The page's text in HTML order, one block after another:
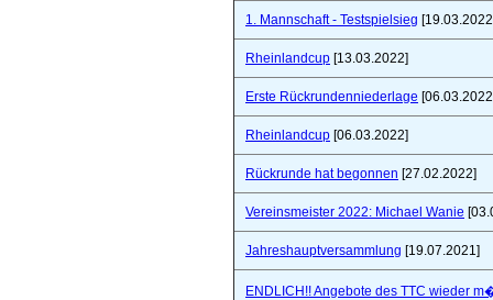
1. Mannschaft - Testspielsieg
Rheinlandcup [13.03.2022]
Erste Rückrundenniederlage
Rheinlandcup [06.03.2022]
Rückrunde hat begonnen [27.02.2022]
Vereinsmeister 2022: Michael Wanie
Jahreshauptversammlung [19.07.2021]
ENDLICH!! Angebote des TTC wieder